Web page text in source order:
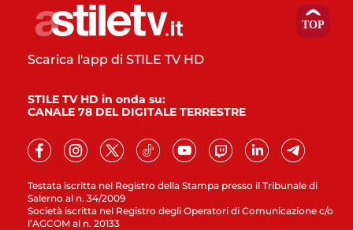
Testata iscritta nel Registro della Stampa presso il Tribunale di
Salerno al n. 34/2009
Società iscritta nel Registro degli Operatori di Comunicazione c/o
l’AGCOM al n. 20133
Scarica l'app di STILE TV HD
STILE TV HD in onda su:
CANALE 78 DEL DIGITALE TERRESTRE